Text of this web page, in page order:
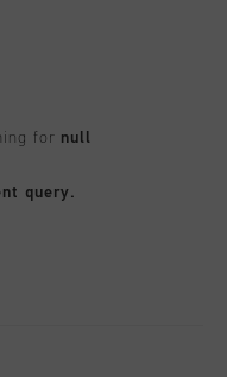
for null
query.